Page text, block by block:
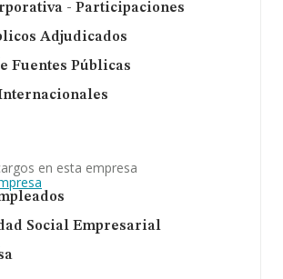
- Participaciones
Adjudicados
Fuentes Públicas
en esta empresa
Social Empresarial